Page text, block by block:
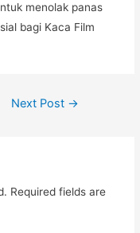
menolak panas
bagi Kaca Film
Next Post →
Required fields are